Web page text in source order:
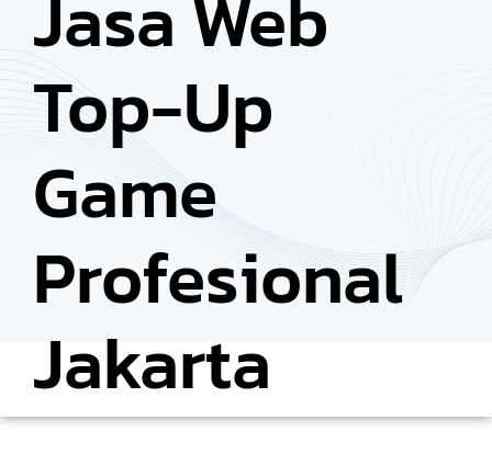
Top-Up
Game
Profesional
Jakarta